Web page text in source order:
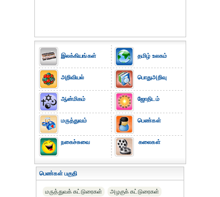
இலக்கியங்கள்
அறிவியல்
ஆன்மிகம்
மருத்துவம்
நகைச்சுவை
தமிழ் உலகம்
பொதுஅறிவு
ஜோதிடம்
பெண்கள்
கலைகள்
பெண்கள் பகுதி
மருத்துவக் கட்டுரைகள்
அழகுக் கட்டுரைகள்